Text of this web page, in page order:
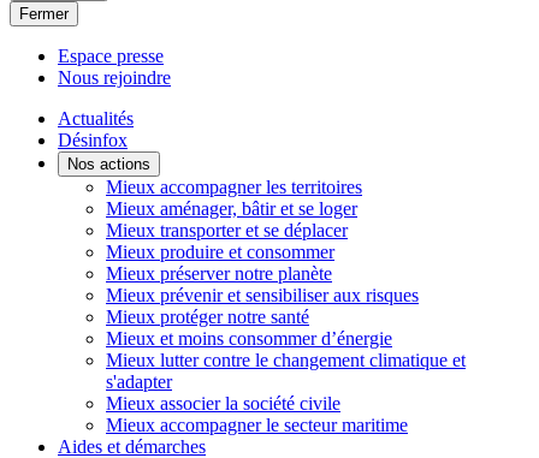
Fermer
Espace presse
Nous rejoindre
Actualités
Désinfox
Nos actions
Mieux accompagner les territoires
Mieux aménager, bâtir et se loger
Mieux transporter et se déplacer
Mieux produire et consommer
Mieux préserver notre planète
Mieux prévenir et sensibiliser aux risques
Mieux protéger notre santé
Mieux et moins consommer d’énergie
Mieux lutter contre le changement climatique et
s'adapter
Mieux associer la société civile
Mieux accompagner le secteur maritime
Aides et démarches